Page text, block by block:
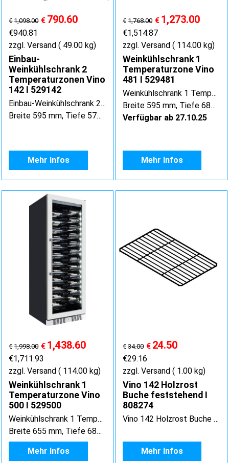
€ 1,098.00 € 790.60
€940.81
zzgl. Versand
49.00 kg
Einbau-
Weinkühlschrank 2
Temperaturzonen Vino
142 I 529142
Einbau-Weinkühlschrank 2 Temperaturzonen Vino 142
Breite 595 mm, Tiefe 570 mm, Höhe 885 mm
Mehr Infos
€ 1,768.00 € 1,273.00
€1,514.87
zzgl. Versand
114.00 kg
Weinkühlschrank 1
Temperaturzone Vino
481 I 529481
Weinkühlschrank 1 Temperaturzone Vino 481
Breite 595 mm, Tiefe 680 mm, Höhe 1775 mm
Verfügbar ab 27.10.25
Mehr Infos
€ 1,998.00 € 1,438.60
€1,711.93
zzgl. Versand
114.00 kg
Weinkühlschrank 1
Temperaturzone Vino
500 I 529500
Weinkühlschrank 1 Temperaturzone Vino 500
Breite 655 mm, Tiefe 680 mm, Höhe 1835 mm
Mehr Infos
€ 34.00 € 24.50
€29.16
zzgl. Versand
1.00 kg
Vino 142 Holzrost
Buche feststehend I
808274
Vino 142 Holzrost Buche feststehend
Mehr Infos